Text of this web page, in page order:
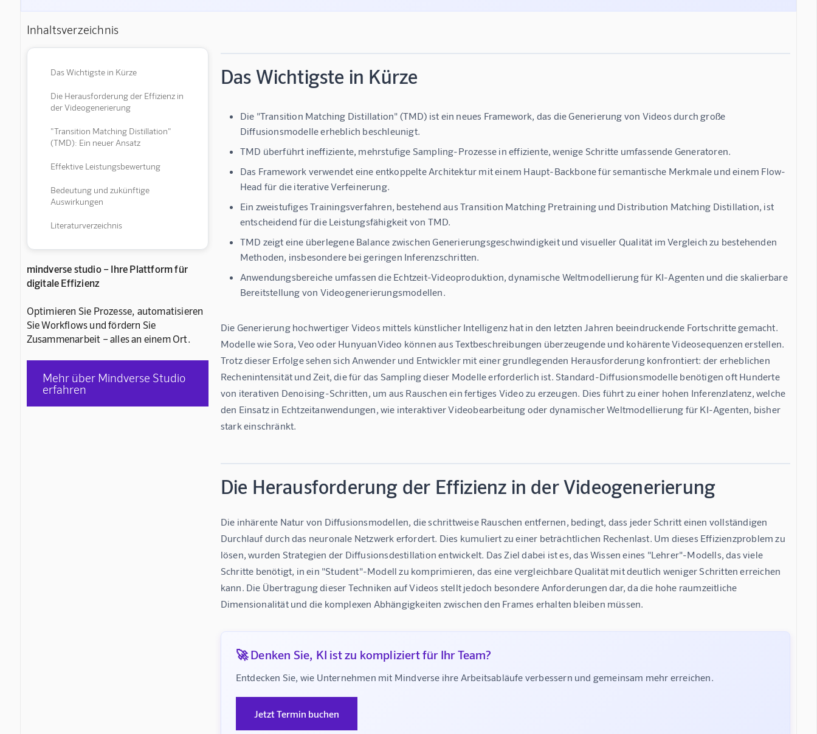
Inhaltsverzeichnis
Das Wichtigste in Kürze
Die Herausforderung der Effizienz in
der Videogenerierung
"Transition Matching Distillation"
(TMD): Ein neuer Ansatz
Effektive Leistungsbewertung
Bedeutung und zukünftige
Auswirkungen
Literaturverzeichnis
mindverse studio – Ihre Plattform für
digitale Effizienz
Optimieren Sie Prozesse, automatisieren
Sie Workflows und fördern Sie
Zusammenarbeit – alles an einem Ort.
Mehr über Mindverse Studio
erfahren
Das Wichtigste in Kürze
Die "Transition Matching Distillation" (TMD) ist ein neues Framework, das die Generierung von Videos durch große
Diffusionsmodelle erheblich beschleunigt.
TMD überführt ineffiziente, mehrstufige Sampling-Prozesse in effiziente, wenige Schritte umfassende Generatoren.
Das Framework verwendet eine entkoppelte Architektur mit einem Haupt-Backbone für semantische Merkmale und einem Flow-
Head für die iterative Verfeinerung.
Ein zweistufiges Trainingsverfahren, bestehend aus Transition Matching Pretraining und Distribution Matching Distillation, ist
entscheidend für die Leistungsfähigkeit von TMD.
TMD zeigt eine überlegene Balance zwischen Generierungsgeschwindigkeit und visueller Qualität im Vergleich zu bestehenden
Methoden, insbesondere bei geringen Inferenzschritten.
Anwendungsbereiche umfassen die Echtzeit-Videoproduktion, dynamische Weltmodellierung für KI-Agenten und die skalierbare
Bereitstellung von Videogenerierungsmodellen.
Die Generierung hochwertiger Videos mittels künstlicher Intelligenz hat in den letzten Jahren beeindruckende Fortschritte gemacht.
Modelle wie Sora, Veo oder HunyuanVideo können aus Textbeschreibungen überzeugende und kohärente Videosequenzen erstellen.
Trotz dieser Erfolge sehen sich Anwender und Entwickler mit einer grundlegenden Herausforderung konfrontiert: der erheblichen
Rechenintensität und Zeit, die für das Sampling dieser Modelle erforderlich ist. Standard-Diffusionsmodelle benötigen oft Hunderte
von iterativen Denoising-Schritten, um aus Rauschen ein fertiges Video zu erzeugen. Dies führt zu einer hohen Inferenzlatenz, welche
den Einsatz in Echtzeitanwendungen, wie interaktiver Videobearbeitung oder dynamischer Weltmodellierung für KI-Agenten, bisher
stark einschränkt.
Die Herausforderung der Effizienz in der Videogenerierung
Die inhärente Natur von Diffusionsmodellen, die schrittweise Rauschen entfernen, bedingt, dass jeder Schritt einen vollständigen
Durchlauf durch das neuronale Netzwerk erfordert. Dies kumuliert zu einer beträchtlichen Rechenlast. Um dieses Effizienzproblem zu
lösen, wurden Strategien der Diffusionsdestillation entwickelt. Das Ziel dabei ist es, das Wissen eines "Lehrer"-Modells, das viele
Schritte benötigt, in ein "Student"-Modell zu komprimieren, das eine vergleichbare Qualität mit deutlich weniger Schritten erreichen
kann. Die Übertragung dieser Techniken auf Videos stellt jedoch besondere Anforderungen dar, da die hohe raumzeitliche
Dimensionalität und die komplexen Abhängigkeiten zwischen den Frames erhalten bleiben müssen.
🚀 Denken Sie, KI ist zu kompliziert für Ihr Team?
Entdecken Sie, wie Unternehmen mit Mindverse ihre Arbeitsabläufe verbessern und gemeinsam mehr erreichen.
Jetzt Termin buchen